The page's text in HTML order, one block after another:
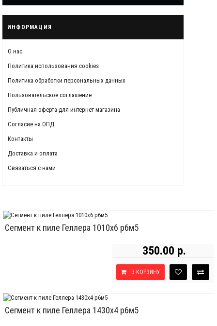
ИНФОРМАЦИЯ
О нас
Политика использования cookies
Политика обработки персональных данных
Пользовательское соглашение
Публичная оферта для интернет магазина
Согласие на ОПД
Контакты
Доставка и оплата
Связаться с нами
Сегмент к пиле Геллера 1010х6 р6м5
350.00 р.
В КОРЗИНУ
Сегмент к пиле Геллера 1430х4 р6м5